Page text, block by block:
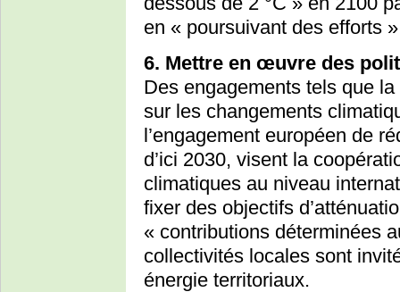
en « poursuivant des efforts
6. Mettre en œuvre des
Des engagements tels que
sur les changements
l’engagement européen de
d’ici 2030, visent la
climatiques au niveau
fixer des objectifs
« contributions déterminées
collectivités locales sont
énergie territoriaux.